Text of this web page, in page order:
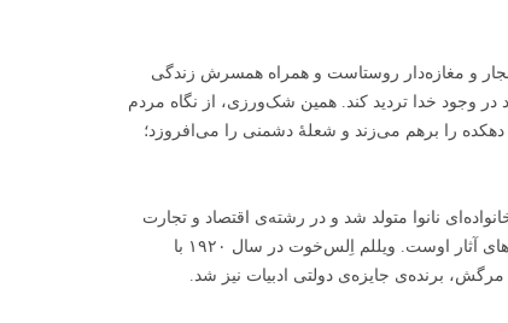
نجار و مغازه‌دار روستاست و همراه همسرش زندگی
وجود خدا تردید کند. همین شک‌ورزی، از نگاه مردم
را برهم می‌زند و شعلهٔ دشمنی را می‌افروزد؛
نانوا متولد شد و در رشته‌ی اقتصاد و تجارت
تحصیل کرد. عموم آثار این نویسنده، بر دو محور تجارت و زندگی خانوادگی بنا شده‌اند و شخصیت‌پردازی‌های دقیق و انتقاد از طریق طنز از امتیازهای آثار اوست. ویللم اِلس‌خوت در سال ۱۹۲۰ با
برنده‌ی جایزه‌ی دولتی ادبیات نیز شد.